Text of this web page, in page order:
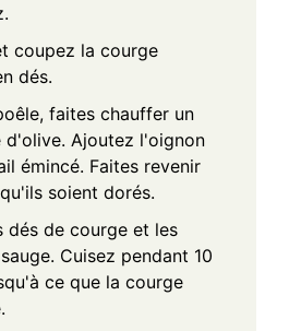
coupez la courge
dés.
faites chauffer un
d'olive. Ajoutez l'oignon
émincé. Faites revenir
soient dorés.
dés de courge et les
Cuisez pendant 10
ce que la courge